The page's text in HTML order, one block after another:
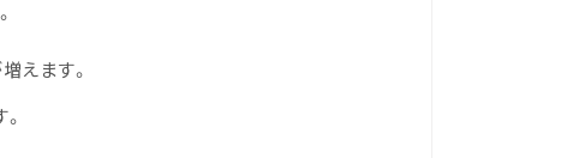
えます。